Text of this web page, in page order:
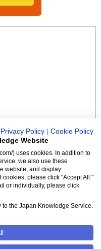
覧
ちら
Cookie設定
Privacy Policy
Cookie Policy
Website
) uses cookies. In addition to
we also use these
website, and display
please click "Accept All."
or individually, please click
the Japan Knowledge Service.